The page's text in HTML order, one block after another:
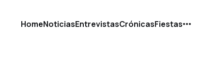
HomeNoticiasEntrevistasCrónicasFiestas